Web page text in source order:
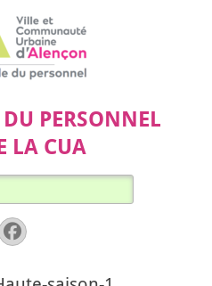
PERSONNEL
LA CUA
Facebook